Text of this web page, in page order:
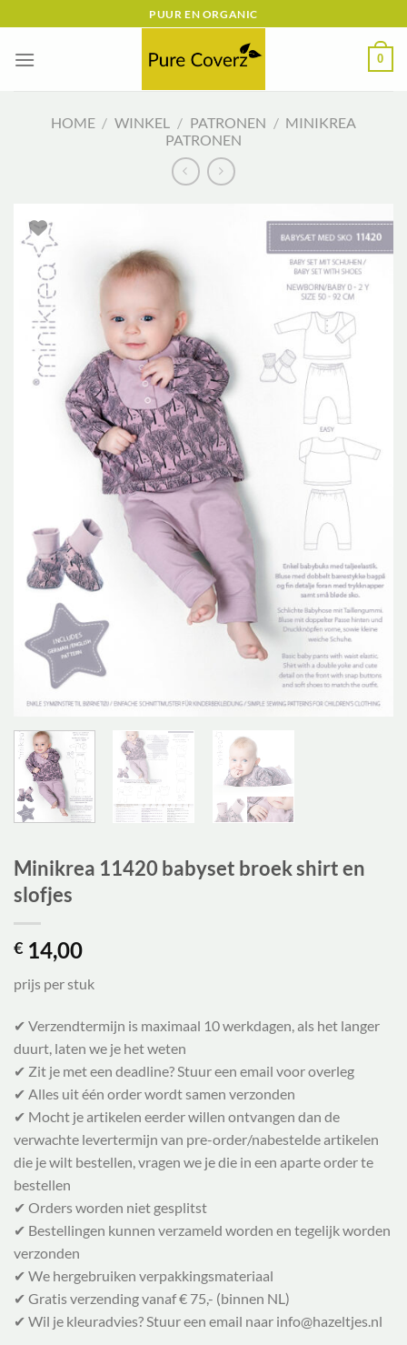
naar
inhoud
PUUR EN ORGANIC
0
HOME / WINKEL / PATRONEN / MINIKREA
PATRONEN
Minikrea 11420 babyset broek shirt en
slofjes
€ 14,00
prijs per stuk
✔ Verzendtermijn is maximaal 10 werkdagen, als het langer
duurt, laten we je het weten
✔ Zit je met een deadline? Stuur een email voor overleg
✔ Alles uit één order wordt samen verzonden
✔ Mocht je artikelen eerder willen ontvangen dan de
verwachte levertermijn van pre-order/nabestelde artikelen
die je wilt bestellen, vragen we je die in een aparte order te
bestellen
✔ Orders worden niet gesplitst
✔ Bestellingen kunnen verzameld worden en tegelijk worden
verzonden
✔ We hergebruiken verpakkingsmateriaal
✔ Gratis verzending vanaf € 75,- (binnen NL)
✔ Wil je kleuradvies? Stuur een email naar info@hazeltjes.nl